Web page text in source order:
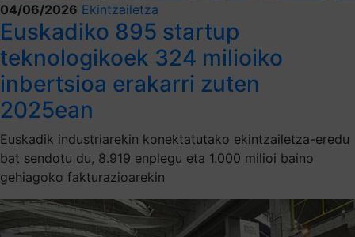
04/06/2026 Ekintzailetza
Euskadiko 895 startup
teknologikoek 324 milioiko
inbertsioa erakarri zuten
2025ean
Euskadik industriarekin konektatutako ekintzailetza-eredu
bat sendotu du, 8.919 enplegu eta 1.000 milioi baino
gehiagoko fakturazioarekin